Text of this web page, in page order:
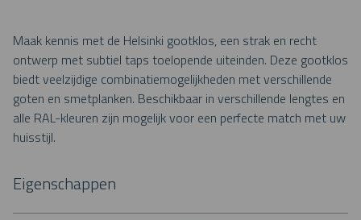
Maak kennis met de Helsinki gootklos, een strak en recht
ontwerp met subtiel taps toelopende uiteinden. Deze gootklos
biedt veelzijdige combinatiemogelijkheden met verschillende
goten en smetplanken. Beschikbaar in verschillende lengtes en
alle RAL-kleuren zijn mogelijk voor een perfecte match met uw
huisstijl.
Eigenschappen